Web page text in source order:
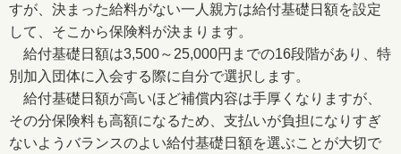
すが、決まった給料がない一人親方は給付基礎日額を設定
して、そこから保険料が決まります。
給付基礎日額は3,500～25,000円までの16段階があり、特
別加入団体に入会する際に自分で選択します。
給付基礎日額が高いほど補償内容は手厚くなりますが、
その分保険料も高額になるため、支払いが負担になりすぎ
ないようバランスのよい給付基礎日額を選ぶことが大切で